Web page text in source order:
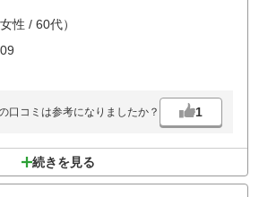
テました。
が気になりました。
レイしたいです。
女性 / 60代）
口コミは参考になりましたか？ 1
続きを見る